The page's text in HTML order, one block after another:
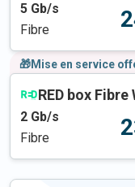
5 Gb/s
Fibre
🎁Mise en service
RED box Fibre
2 Gb/s
Fibre